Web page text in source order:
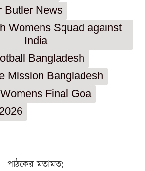
Butler News
Womens Squad against
India
Bangladesh
Mission Bangladesh
Final Goa
পাঠকের মতামত: